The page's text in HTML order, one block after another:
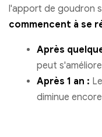
l'apport de goudron
commencent à se
Après
peut
Après 1 an :
diminue